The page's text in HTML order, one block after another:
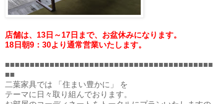
店舗は、13日～17日まで、お盆休みになります。
18日朝9：30より通常営業いたします。
■■■■■■■■■■■■■■■■■■■■■■■■■■■■■■■■■■■■■■■■■■
■■
二葉家具では 「住まい豊かに」 を
テーマに日々取り組んでおります。